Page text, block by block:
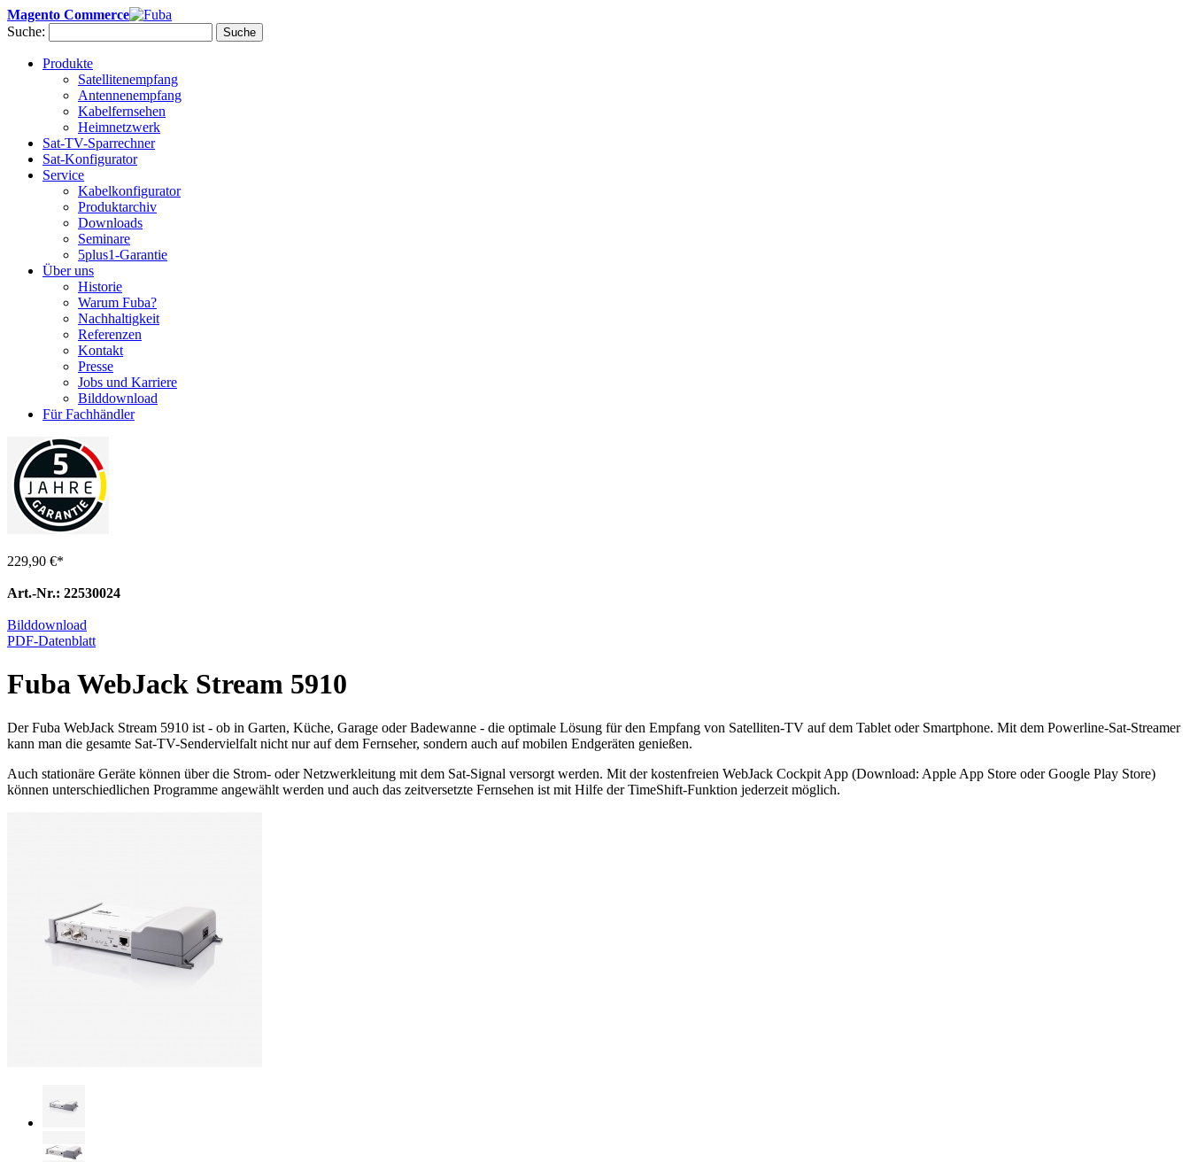
Magento Commerce
Suche:
Suche
Produkte
Satellitenempfang
Antennenempfang
Kabelfernsehen
Heimnetzwerk
Sat-TV-Sparrechner
Sat-Konfigurator
Service
Kabelkonfigurator
Produktarchiv
Downloads
Seminare
5plus1-Garantie
Über uns
Historie
Warum Fuba?
Nachhaltigkeit
Referenzen
Kontakt
Presse
Jobs und Karriere
Bilddownload
Für Fachhändler
229,90 €*
Art.-Nr.: 22530024
Bilddownload
PDF-Datenblatt
Fuba WebJack Stream 5910
Der Fuba WebJack Stream 5910 ist - ob in Garten, Küche, Garage oder Badewanne - die optimale Lösung für den Empfang von Satelliten-TV auf dem Tablet oder Smartphone. Mit dem Powerline-Sat-Streamer
kann man die gesamte Sat-TV-Sendervielfalt nicht nur auf dem Fernseher, sondern auch auf mobilen Endgeräten genießen.
Auch stationäre Geräte können über die Strom- oder Netzwerkleitung mit dem Sat-Signal versorgt werden. Mit der kostenfreien WebJack Cockpit App (Download: Apple App Store oder Google Play Store)
können unterschiedlichen Programme angewählt werden und auch das zeitversetzte Fernsehen ist mit Hilfe der TimeShift-Funktion jederzeit möglich.